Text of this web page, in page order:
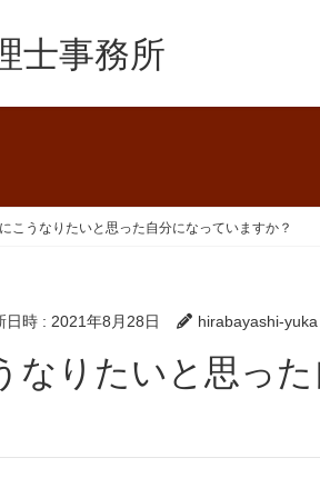
士事務所
こうなりたいと思った自分になっていますか？
日時 : 2021年8月28日 hirabayashi-yuka